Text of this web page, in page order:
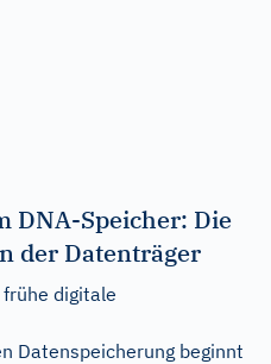
DNA-Speicher: Die
der Datenträger
frühe digitale
Datenspeicherung beginnt